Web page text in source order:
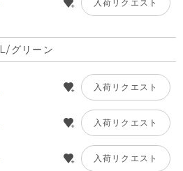
入荷リクエスト
L/グリーン
入荷リクエスト
入荷リクエスト
入荷リクエスト